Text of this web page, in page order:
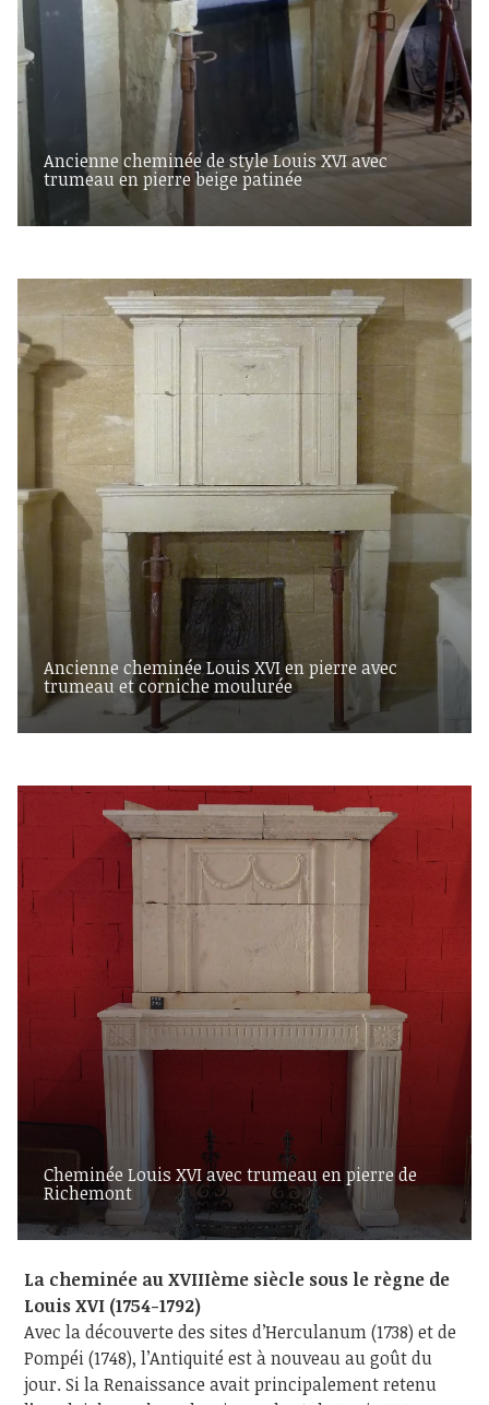
Ancienne cheminée de style Louis XVI avec
trumeau en pierre beige patinée
Ancienne cheminée Louis XVI en pierre avec
trumeau et corniche moulurée
Cheminée Louis XVI avec trumeau en pierre de
Richemont
La cheminée au XVIIIème siècle sous le règne de
Louis XVI (1754-1792)
Avec la découverte des sites d’Herculanum (1738) et de
Pompéi (1748), l’Antiquité est à nouveau au goût du
jour. Si la Renaissance avait principalement retenu